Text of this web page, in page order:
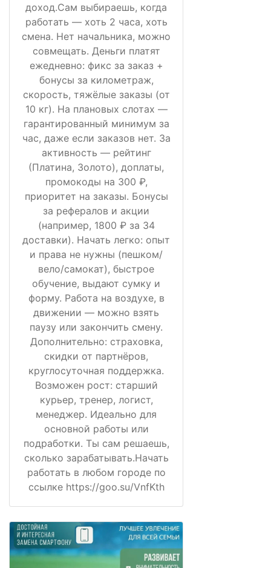
доход.Сам выбираешь, когда
работать — хоть 2 часа, хоть
смена. Нет начальника, можно
совмещать. Деньги платят
ежедневно: фикс за заказ +
бонусы за километраж,
скорость, тяжёлые заказы (от
10 кг). На плановых слотах —
гарантированный минимум за
час, даже если заказов нет. За
активность — рейтинг
(Платина, Золото), доплаты,
промокоды на 300 ₽,
приоритет на заказы. Бонусы
за рефералов и акции
(например, 1800 ₽ за 34
доставки). Начать легко: опыт
и права не нужны (пешком/
вело/самокат), быстрое
обучение, выдают сумку и
форму. Работа на воздухе, в
движении — можно взять
паузу или закончить смену.
Дополнительно: страховка,
скидки от партнёров,
круглосуточная поддержка.
Возможен рост: старший
курьер, тренер, логист,
менеджер. Идеально для
основной работы или
подработки. Ты сам решаешь,
сколько зарабатывать.Начать
работать в любом городе по
ссылке https://goo.su/VnfKth